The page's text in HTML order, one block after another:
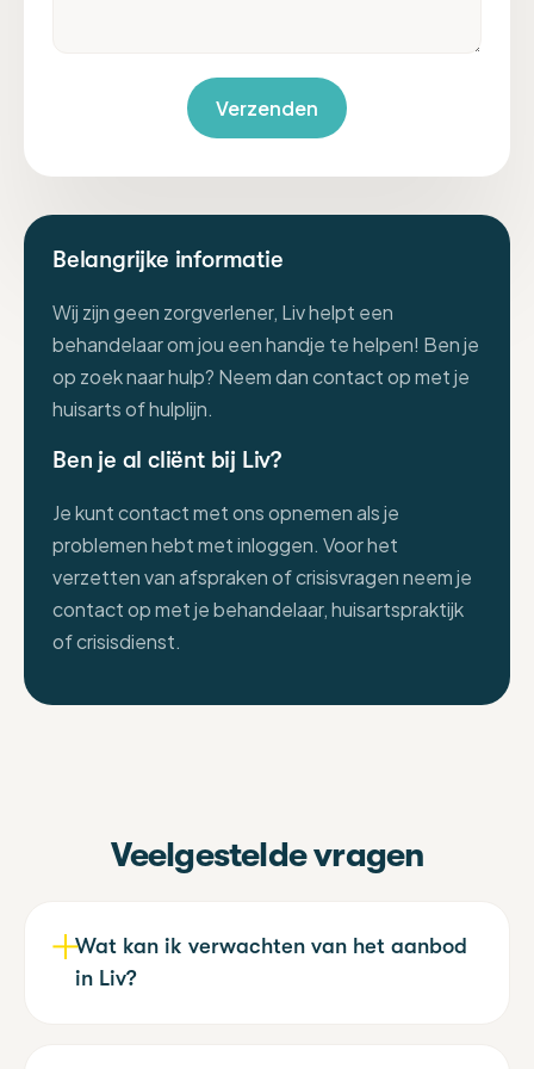
Belangrijke informatie
Wij zijn geen zorgverlener, Liv helpt een
behandelaar om jou een handje te helpen! Ben je
op zoek naar hulp? Neem dan contact op met je
huisarts of hulplijn.
Ben je al cliënt bij Liv?
Je kunt contact met ons opnemen als je
problemen hebt met inloggen. Voor het
verzetten van afspraken of crisisvragen neem je
contact op met je behandelaar, huisartspraktijk
of crisisdienst.
Veelgestelde vragen
Wat kan ik verwachten van het aanbod
in Liv?